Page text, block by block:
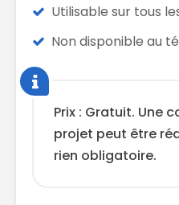
Utilisable sur tous
Non disponible au
Prix : Gratuit. Une
projet peut être
rien obligatoire.